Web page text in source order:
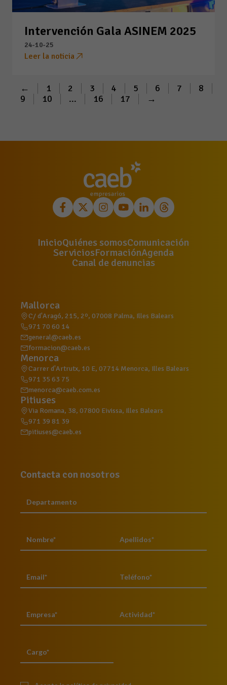
Intervención Gala ASINEM 2025
24-10-25
Leer la noticia
← 1 2 3 4 5 6 7
8
9
10 ... 16 17 →
InicioQuiénes somosComunicación
ServiciosFormaciónAgenda
Canal de denuncias
Mallorca
C/ d'Aragó, 215, 2º, 07008 Palma, Illes Balears
971 70 60 14
general@caeb.es
formacion@caeb.es
Menorca
Carrer d'Artrutx, 10 E, 07714 Menorca, Illes Balears
971 35 63 75
menorca@caeb.com.es
Pitiuses
Via Romana, 38, 07800 Eivissa, Illes Balears
971 39 81 39
pitiuses@caeb.es
Contacta con nosotros